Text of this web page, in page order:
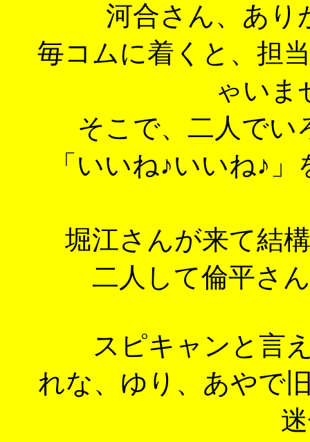
河合さん、あ
毎コムに着くと、担
ゃいま
そこで、二人でい
「いいね♪いいね♪
堀江さんが来て結
二人して倫平さ
スピキャンと言
れな、ゆり、あやで